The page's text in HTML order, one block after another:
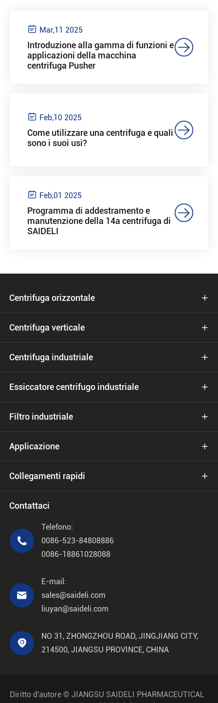
 Mar,11 2025
Introduzione alla gamma di funzioni e
applicazioni della macchina
centrifuga Pusher

 Feb,10 2025
Come utilizzare una centrifuga e quali
sono i suoi usi?

 Feb,01 2025
Programma di addestramento e
manutenzione della 14a centrifuga di
SAIDELI

Centrifuga orizzontale 
Centrifuga verticale 
Centrifuga industriale 
Essiccatore centrifugo industriale 
Filtro industriale 
Applicazione 
Collegamenti rapidi 
Contattaci

Telefono:
0086-523-84808886
0086-18861028088

E-mail:
sales@saideli.com
liuyan@saideli.com

NO 31, ZHONGZHOU ROAD, JINGJIANG CITY,
214500, JIANGSU PROVINCE, CHINA
Diritto d'autore © JIANGSU SAIDELI PHARMACEUTICAL